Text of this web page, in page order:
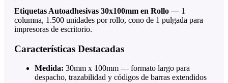
Etiquetas Autoadhesivas 30x100mm en Rollo — 1
columna, 1.500 unidades por rollo, cono de 1 pulgada para
impresoras de escritorio.
Características Destacadas
Medida: 30mm x 100mm — formato largo para
despacho, trazabilidad y códigos de barras extendidos